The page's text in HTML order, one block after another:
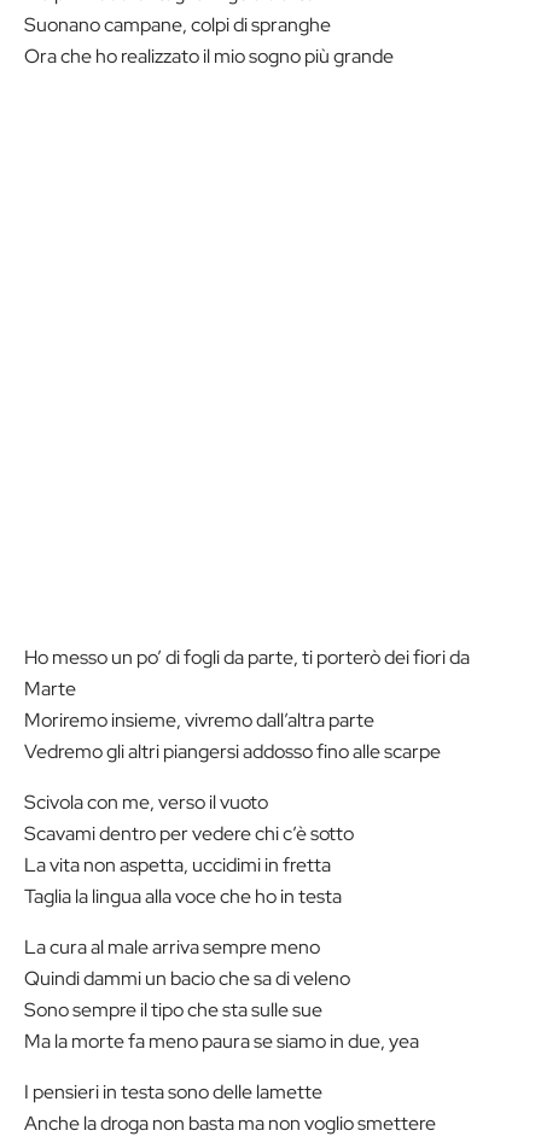
Suonano campane, colpi di spranghe
Ora che ho realizzato il mio sogno più grande
Ho messo un po’ di fogli da parte, ti porterò dei fiori da
Marte
Moriremo insieme, vivremo dall’altra parte
Vedremo gli altri piangersi addosso fino alle scarpe
Scivola con me, verso il vuoto
Scavami dentro per vedere chi c’è sotto
La vita non aspetta, uccidimi in fretta
Taglia la lingua alla voce che ho in testa
La cura al male arriva sempre meno
Quindi dammi un bacio che sa di veleno
Sono sempre il tipo che sta sulle sue
Ma la morte fa meno paura se siamo in due, yea
I pensieri in testa sono delle lamette
Anche la droga non basta ma non voglio smettere